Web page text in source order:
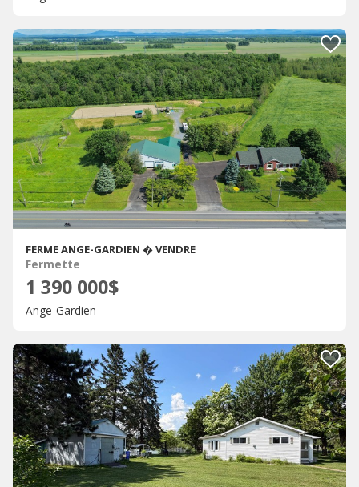
FERME ANGE-GARDIEN � VENDRE
Fermette
1 390 000$
Ange-Gardien